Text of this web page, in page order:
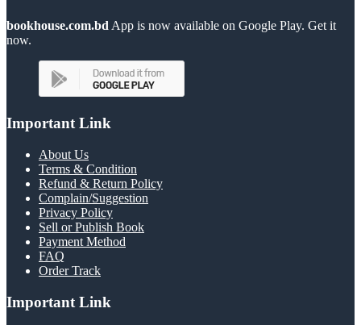
bookhouse.com.bd App is now available on Google Play. Get it
now.
Important Link
About Us
Terms & Condition
Refund & Return Policy
Complain/Suggestion
Privacy Policy
Sell or Publish Book
Payment Method
FAQ
Order Track
Important Link